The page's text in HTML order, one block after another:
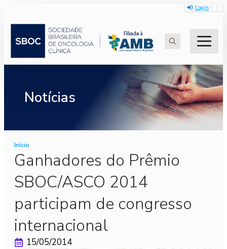
Login
for:
Notícias
Início
Ganhadores do Prêmio
SBOC/ASCO 2014
participam de congresso
internacional
15/05/2014